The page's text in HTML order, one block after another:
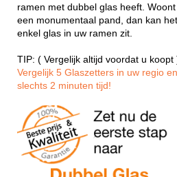
ramen met dubbel glas heeft.
een monumentaal pand, dan kan
enkel glas in uw ramen zit.
TIP: ( Vergelijk altijd voordat u koopt
Vergelijk 5 Glaszetters in uw regio
slechts 2 minuten tijd!